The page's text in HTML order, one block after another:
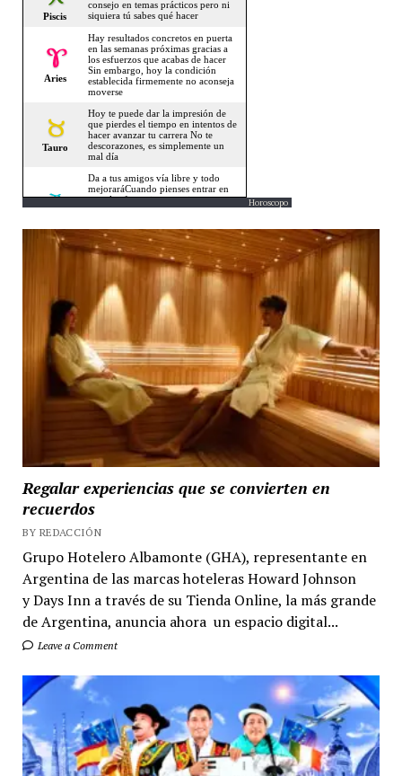
Horoscopo
Regalar experiencias que se convierten en
recuerdos
BY REDACCIÓN
Grupo Hotelero Albamonte (GHA), representante en
Argentina de las marcas hoteleras Howard Johnson
y Days Inn a través de su Tienda Online, la más grande
de Argentina, anuncia ahora un espacio digital...
Leave a Comment